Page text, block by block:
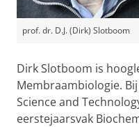
prof. dr. D.J. (Dirk) Slotboom
Dirk Slotboom is
Membraambiologie.
Science and
eerstejaarsvak